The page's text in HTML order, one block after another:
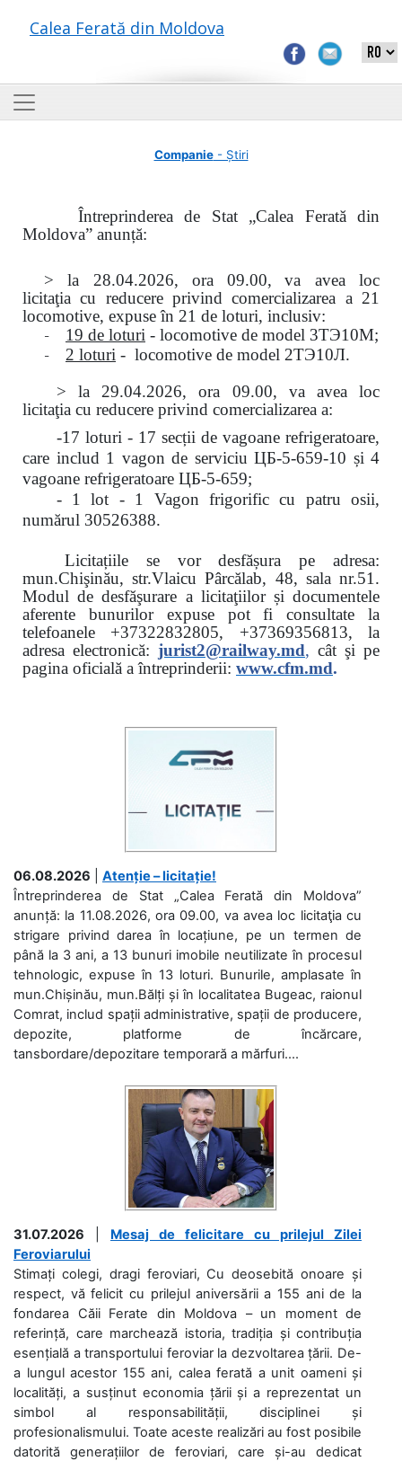
Calea Ferată din Moldova
Companie- Știri
Întreprinderea de Stat „Calea Ferată din
Moldova” anunță:
> la 28.04.2026, ora 09.00,
va avea loc
licitaţiacu reducere privind comercializarea a 21
locomotive, expuse în 21 de loturi, inclusiv:
- 19 de loturi - locomotive de model 3ТЭ10М;
- 2 loturi - locomotive de model 2ТЭ10Л.
> la 29.04.2026, ora 09.00, va avea loc
licitaţia cu reducere privind comercializarea a:
-17 loturi - 17 secții de vagoane refrigeratoare,
care includ 1 vagon de serviciu ЦБ-5-659-10 și 4
vagoane refrigeratoare ЦБ-5-659;
- 1 lot - 1 Vagon frigorific cu patru osii,
numărul 30526388.
Licitațiile se vor desfășura pe adresa:
mun.Chişinău, str.Vlaicu Pârcălab, 48, sala nr.51.
Modul de desfăşurare a licitaţiilor și documentele
aferente bunurilor expuse pot fi consultate la
telefoanele +37322832805, +37369356813, la
adresa electronică: jurist2@railway.md, cât şi pe
pagina oficială a întreprinderii: www.cfm.md.
06.08.2026
Atenție – licitație!
Întreprinderea de Stat „Calea Ferată din Moldova”
anunță: la 11.08.2026, ora 09.00, va avea loc licitaţia cu
strigare privind darea în locațiune, pe un termen de
până la 3 ani, a 13 bunuri imobile neutilizate în procesul
tehnologic, expuse în 13 loturi. Bunurile, amplasate în
mun.Chișinău, mun.Bălți și în localitatea Bugeac, raionul
Comrat, includ spații administrative, spații de producere,
depozite, platforme de încărcare,
tansbordare/depozitare temporară a mărfuri....
31.07.2026
Mesaj de felicitare cu prilejul Zilei
Feroviarului
Stimați colegi, dragi feroviari, Cu deosebită onoare și
respect, vă felicit cu prilejul aniversării a 155 ani de la
fondarea Căii Ferate din Moldova – un moment de
referință, care marchează istoria, tradiția și contribuția
esențială a transportului feroviar la dezvoltarea țării. De-
a lungul acestor 155 ani, calea ferată a unit oameni și
localități, a susținut economia țării și a reprezentat un
simbol al responsabilității, disciplinei și
profesionalismului. Toate aceste realizări au fost posibile
datorită generațiilor de feroviari, care și-au dedicat